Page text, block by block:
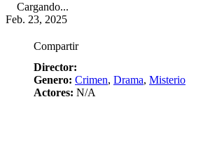
Cargando...
Feb. 23, 2025
Compartir
Director:
Genero: Crimen, Drama, Misterio
Actores: N/A